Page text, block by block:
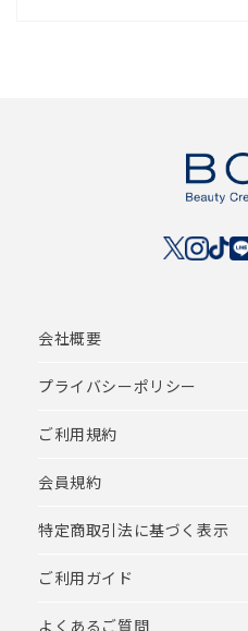
会社概要
プライバシーポリシー
ご利用規約
会員規約
特定商取引法に基づく表示
ご利用ガイド
よくあるご質問